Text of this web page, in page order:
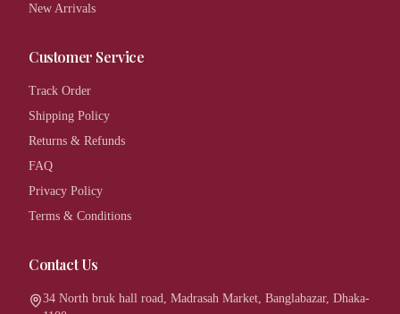
New Arrivals
Customer Service
Track Order
Shipping Policy
Returns & Refunds
FAQ
Privacy Policy
Terms & Conditions
Contact Us
34 North bruk hall road, Madrasah Market, Banglabazar, Dhaka-